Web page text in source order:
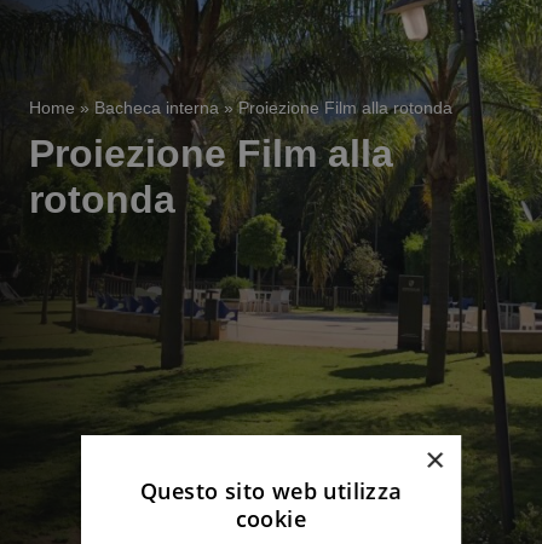
Home » Bacheca interna »Proiezione Film alla rotonda
Proiezione Film alla
rotonda
×
Questo sito web utilizza
cookie